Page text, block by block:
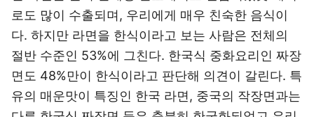
로도 많이 수출되며, 우리에게 매우 친숙한 음식이
다. 하지만 라면을 한식이라고 보는 사람은 전체의
절반 수준인 53%에 그친다. 한국식 중화요리인 짜장
면도 48%만이 한식이라고 판단해 의견이 갈린다. 특
유의 매운맛이 특징인 한국 라면, 중국의 작장면과는